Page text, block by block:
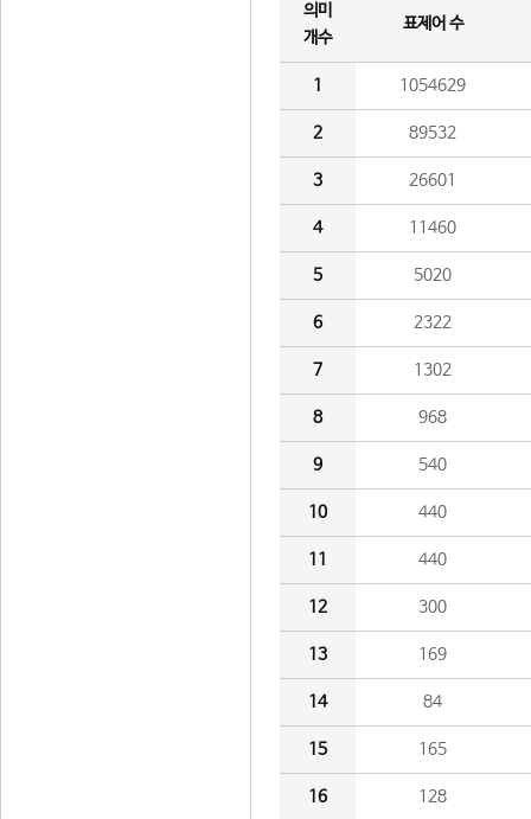
의미
개수
표제어 수
1 1054629
2 89532
3 26601
4 11460
5 5020
6 2322
7 1302
8 968
9 540
10 440
11 440
12 300
13 169
14 84
15 165
16 128